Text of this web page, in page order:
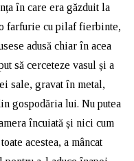
în care era găzduit la
farfurie cu pilaf fierbinte,
adusă chiar în acea
să cerceteze vasul și a
sale, gravat în metal,
gospodăria lui. Nu putea
încuiată și nici cum
acestea, a mâncat